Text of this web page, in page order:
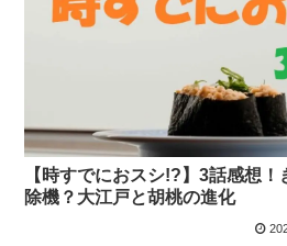
【時すでにおスシ!?】3話感想
除機？大江戸と胡桃の進化